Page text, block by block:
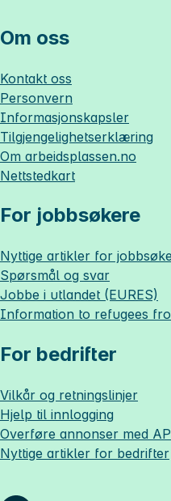
Om oss
Kontakt oss
Personvern
Informasjonskapsler
Tilgjengelighetserklæring
Om arbeidsplassen.no
Nettstedkart
For jobbsøkere
Nyttige artikler for
Spørsmål og svar
Jobbe i utlandet (EURES)
Information to refugees
For bedrifter
Vilkår og retningslinjer
Hjelp til innlogging
Overføre annonser med
Nyttige artikler for bedrifter